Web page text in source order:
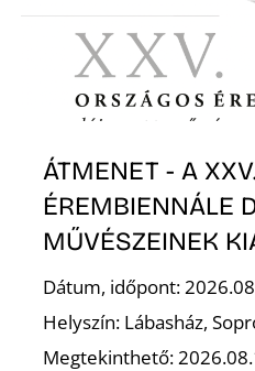
ÁTMENET - A
ÉREMBIENNÁLE
MŰVÉSZEINEK
Dátum, időpont:
Helyszín: Lábasház,
Megtekinthető: